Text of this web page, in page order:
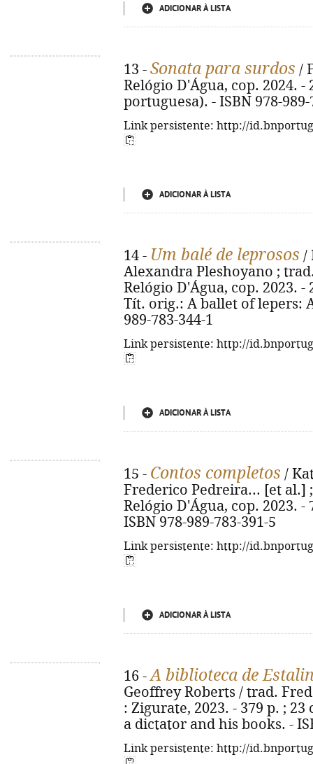
ADICIONAR À LISTA
13 - Sonata para surdos /
Relógio D'Água, cop. 2024. -
portuguesa). - ISBN 978-989-
Link persistente: http://
ADICIONAR À LISTA
14 - Um balé de leprosos /
Alexandra Pleshoyano ;
Relógio D'Água, cop. 2023. -
Tít. orig.: A ballet of lepers:
989-783-344-1
Link persistente: http://
ADICIONAR À LISTA
15 - Contos completos /
Frederico Pedreira... [et al.]
Relógio D'Água, cop. 2023. -
ISBN 978-989-783-391-5
Link persistente: http://
ADICIONAR À LISTA
16 -A biblioteca de
Geoffrey Roberts / trad.
: Zigurate, 2023. - 379 p. ;
a dictator and his books. -
Link persistente: http://